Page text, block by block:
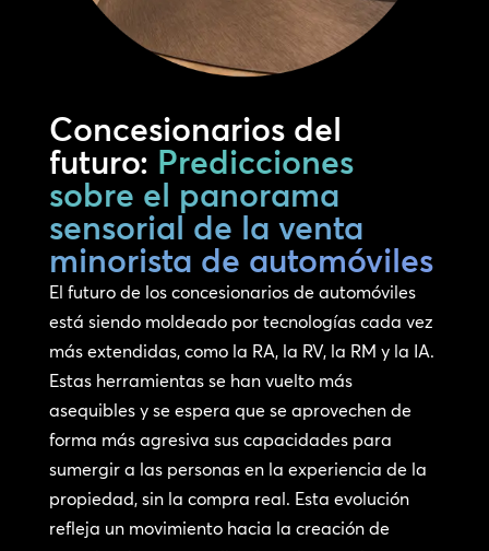
Concesionarios del
futuro: Predicciones
sobre el panorama
sensorial de la venta
minorista de automóviles
El futuro de los concesionarios de automóviles
está siendo moldeado por tecnologías cada vez
más extendidas, como la RA, la RV, la RM y la IA.
Estas herramientas se han vuelto más
asequibles y se espera que se aprovechen de
forma más agresiva sus capacidades para
sumergir a las personas en la experiencia de la
propiedad, sin la compra real. Esta evolución
refleja un movimiento hacia la creación de